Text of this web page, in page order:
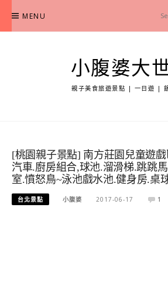
content
MENU
小腹婆大
親子美食旅遊景點 | 一日遊 |
[桃園親子景點] 南方莊園兒童遊
汽車.廚房組合,球池.溜滑梯.跳跳
室.憤怒鳥~泳池戲水池.健身房.桌
台北景點 小腹婆 2017-06-17 1